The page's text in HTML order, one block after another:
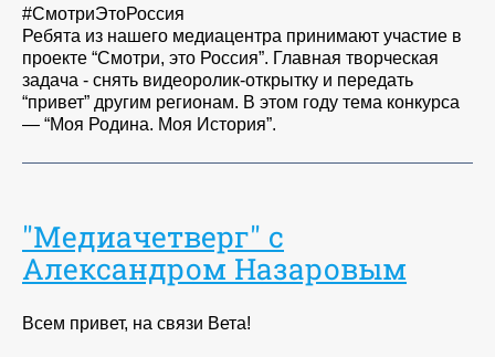
#СмотриЭтоРоссия
Ребята из нашего медиацентра принимают участие в
проекте “Смотри, это Россия”. Главная творческая
задача - снять видеоролик-открытку и передать
“привет” другим регионам. В этом году тема конкурса
— “Моя Родина. Моя История”.
"Медиачетверг" с
Александром Назаровым
Всем привет, на связи Вета!